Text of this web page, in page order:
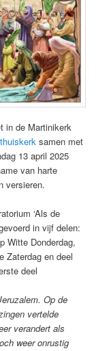
in de Martinikerk
samen met
13 april 2025
van harte
versieren.
‘Als de
in vijf delen:
Witte Donderdag,
Zaterdag en deel
deel
Op de
vertelde
verandert als
weer onrustig